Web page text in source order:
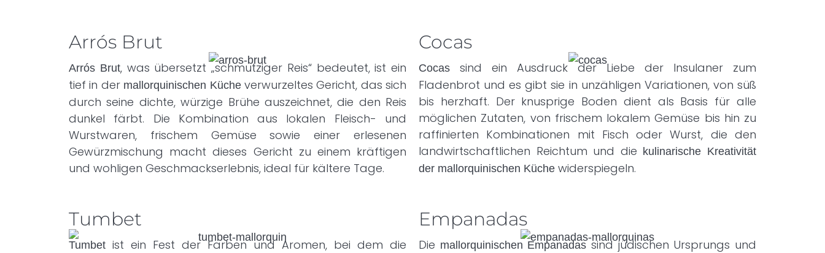
Arrós Brut
Arrós Brut, was übersetzt „schmutziger Reis“ bedeutet, ist ein
tief in der mallorquinischen Küche verwurzeltes Gericht, das sich
durch seine dichte, würzige Brühe auszeichnet, die den Reis
dunkel färbt. Die Kombination aus lokalen Fleisch- und
Wurstwaren, frischem Gemüse sowie einer erlesenen
Gewürzmischung macht dieses Gericht zu einem kräftigen
und wohligen Geschmackserlebnis, ideal für kältere Tage.
Cocas
Cocas
sind ein Ausdruck der Liebe der Insulaner zum
Fladenbrot und es gibt sie in unzähligen Variationen, von süß
bis herzhaft. Der knusprige Boden dient als Basis für alle
möglichen Zutaten, von frischem lokalem Gemüse bis hin zu
raffinierten Kombinationen mit Fisch oder Wurst, die den
landwirtschaftlichen Reichtum und die kulinarische Kreativität
der mallorquinischen Küche widerspiegeln.
Tumbet
Tumbet ist ein Fest der Farben und Aromen, bei dem die
Empanadas
Die mallorquinischen Empanadassind jüdischen Ursprungs und